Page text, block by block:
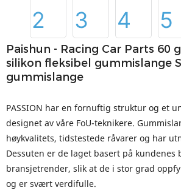
Paishun - Racing Car Parts 60
silikon fleksibel gummislange
gummislange
PASSION har en fornuftig struktur og et
designet av våre FoU-teknikere.
høykvalitets, tidstestede råvarer og har
Dessuten er de laget basert på kundenes
bransjetrender, slik at de i stor grad
og er svært verdifulle.